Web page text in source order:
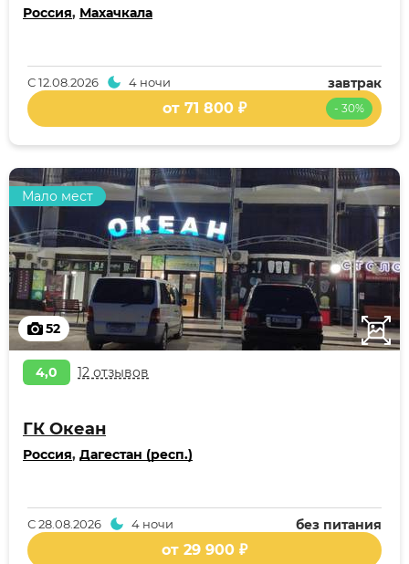
Россия, Махачкала
завтрак
С12.08.2026 4 ночи
- 30%
от 71 800 ₽
52
Мало мест
4,0 12 отзывов
ГК Океан
Россия, Дагестан (респ.)
без питания
С28.08.2026 4 ночи
от 29 900 ₽